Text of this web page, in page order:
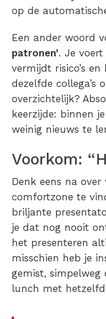
op de
Een ander woord
patronen’. Je
vermijdt risico’s
dezelfde collega’s
overzichtelijk?
keerzijde: binnen
weinig nieuws te
Voorkom:
Denk eens na
comfortzone te
briljante
je dat nog nooit
het presenteren
misschien heb je
gemist,
lunch met